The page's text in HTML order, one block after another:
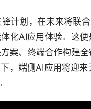
计划，在未来将联
化AI应用体验。这
案、终端合作构建
，端侧AI应用将迎